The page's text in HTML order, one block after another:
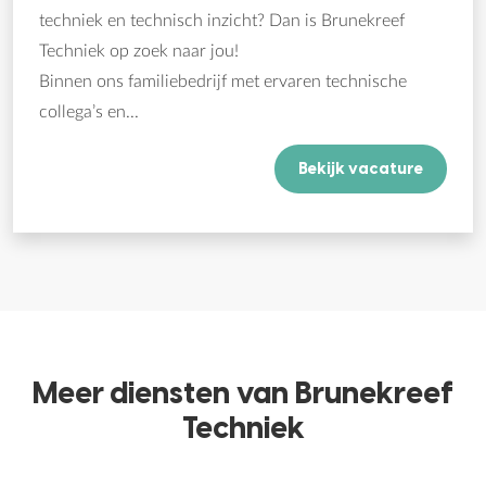
techniek en technisch inzicht? Dan is Brunekreef
Techniek op zoek naar jou!
Binnen ons familiebedrijf met ervaren technische
collega’s en...
Bekijk vacature
Meer diensten van Brunekreef
Techniek